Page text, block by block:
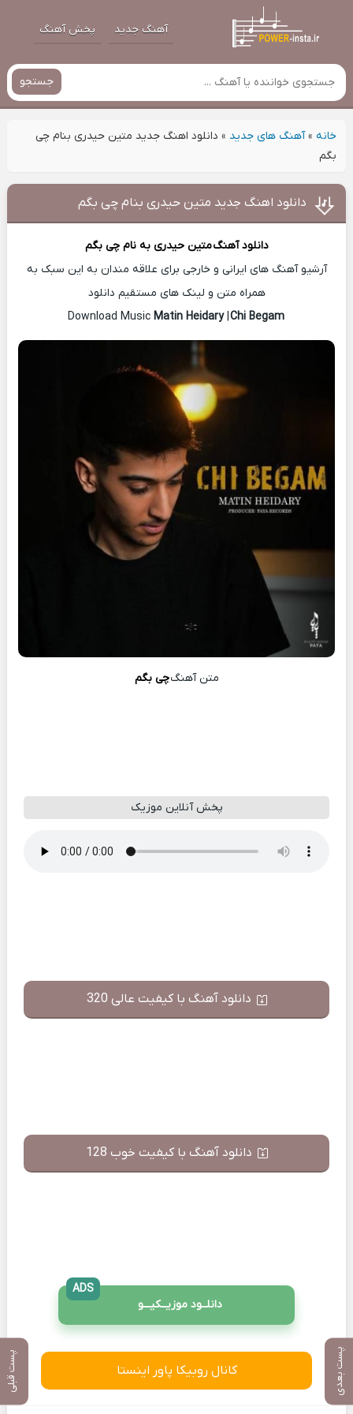
آهنگ جدید پخش آهنگ
جستجو
خانه»آهنگ های جدید » دانلود اهنگ جدید متین حیدری بنام چی
بگم
پست بعدی پست قبلی
دانلود اهنگ جدید متین حیدری بنام چی بگم
دانلود آهنگمتین حیدری به نام چی بگم
آرشیو آهنگ های ایرانی و خارجی برای علاقه مندان به این سبک به
همراه متن و لینک های مستقیم دانلود
Matin Heidary|Chi Begam
متن آهنگچی بگم
پخش آنلاین موزیک
دانلود آهنگ با کیفیت عالی 320
دانلود آهنگ با کیفیت خوب 128
دانلــود موزیــکیـــو
ADS
کانال روبیکا پاور اینستا